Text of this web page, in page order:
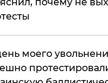
моего